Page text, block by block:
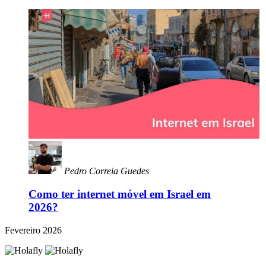
Pedro Correia Guedes
Como ter internet móvel em Israel em
2026?
Fevereiro 2026